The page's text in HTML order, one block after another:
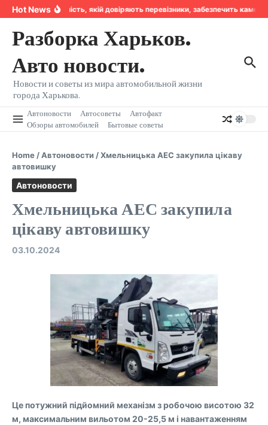
Перейти к содержанию
Hot NewsНадійність, якій довіряють перевізники, забезпечить
Разборка Харьков.
Авто новости.
Новости и советы из мира автомобильной жизни
города Харькова.
Автоновости Автосоветы
Автофакт
Обзоры автомобилей
Бытовые советы
Home /Автоновости /Хмельницька АЕС закупила цікаву
автовишку
Автоновости
Хмельницька АЕС закупила
цікаву автовишку
03.10.2024
Це потужний підйомний механізм з робочою висотою 32
м, максимальним вильотом 20-25,5 м і навантаженням